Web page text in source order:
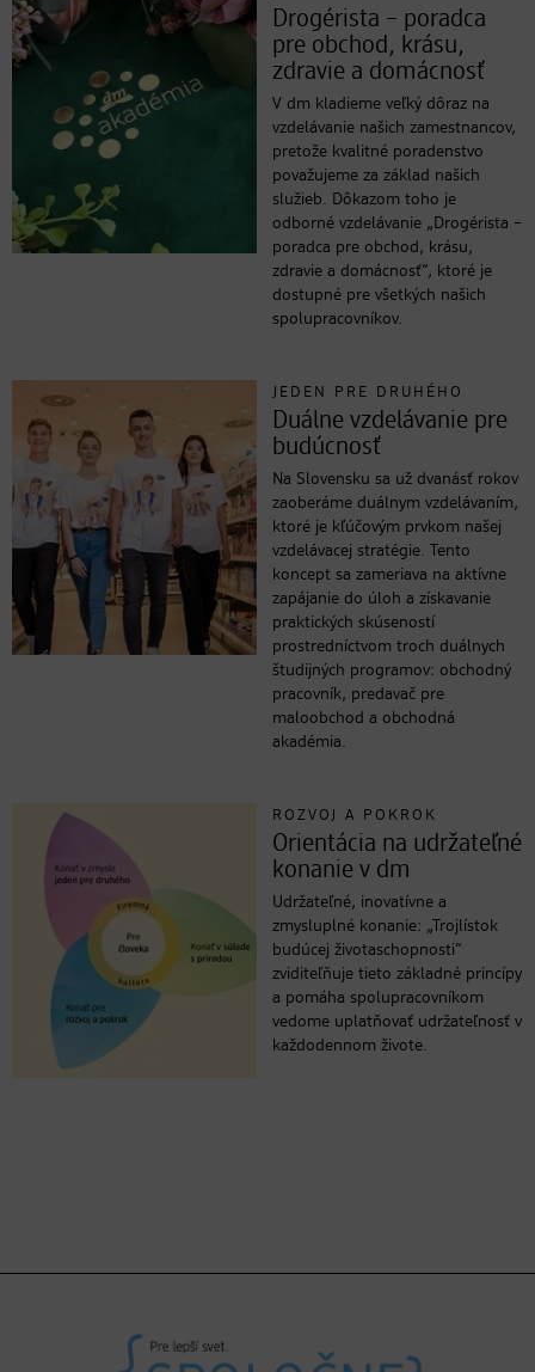
Drogérista – poradca
pre obchod, krásu,
zdravie a domácnosť
V dm kladieme veľký dôraz na
vzdelávanie našich zamestnancov,
pretože kvalitné poradenstvo
považujeme za základ našich
služieb. Dôkazom toho je
odborné vzdelávanie „Drogérista –
poradca pre obchod, krásu,
zdravie a domácnosť“, ktoré je
dostupné pre všetkých našich
spolupracovníkov.
JEDEN PRE DRUHÉHO
Duálne vzdelávanie pre
budúcnosť
Na Slovensku sa už dvanásť rokov
zaoberáme duálnym vzdelávaním,
ktoré je kľúčovým prvkom našej
vzdelávacej stratégie. Tento
koncept sa zameriava na aktívne
zapájanie do úloh a získavanie
praktických skúseností
prostredníctvom troch duálnych
študijných programov: obchodný
pracovník, predavač pre
maloobchod a obchodná
akadémia.
ROZVOJ A POKROK
Orientácia na udržateľné
konanie v dm
Udržateľné, inovatívne a
zmysluplné konanie: „Trojlístok
budúcej životaschopnosti“
zviditeľňuje tieto základné princípy
a pomáha spolupracovníkom
vedome uplatňovať udržateľnosť v
každodennom živote.